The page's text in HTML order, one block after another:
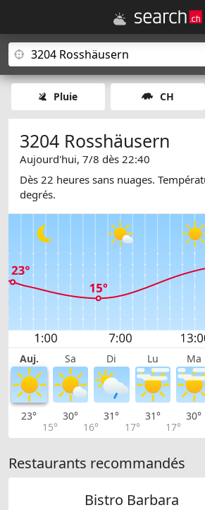
Pluie CH
3204 Rosshäusern
Aujourd'hui, 7/8 dès 22:40
Dès 22 heures sans nuages.
degrés.
Auj. Sa Di Lu Ma
23°
15°
30°
16°
31°
17°
31°
17°
30°
Restaurants recommandés
Bistro Barbara